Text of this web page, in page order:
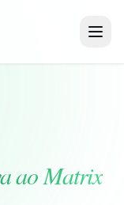
ao Matrix